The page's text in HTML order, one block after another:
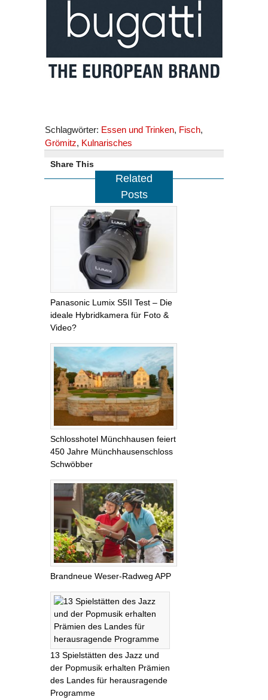
Schlagwörter: Essen und Trinken, Fisch,
Grömitz, Kulnarisches
Share This
Related
Posts
Panasonic Lumix S5II Test – Die
ideale Hybridkamera für Foto &
Video?
Schlosshotel Münchhausen feiert
450 Jahre Münchhausenschloss
Schwöbber
Brandneue Weser-Radweg APP
13 Spielstätten des Jazz und
der Popmusik erhalten Prämien
des Landes für herausragende
Programme